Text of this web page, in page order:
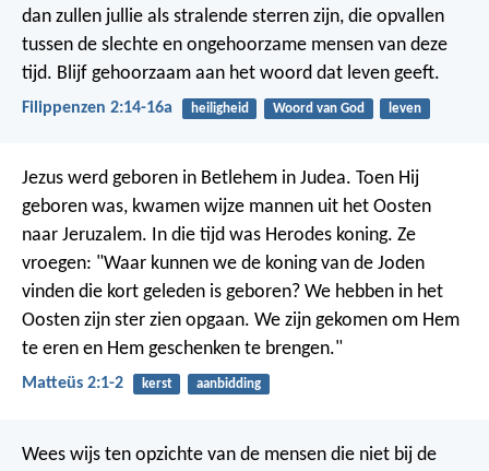
dan zullen jullie als stralende sterren zijn, die opvallen
tussen de slechte en ongehoorzame mensen van deze
tijd. Blijf gehoorzaam aan het woord dat leven geeft.
Filippenzen 2:14-16a heiligheid Woord van God leven
Jezus werd geboren in Betlehem in Judea. Toen Hij
geboren was, kwamen wijze mannen uit het Oosten
naar Jeruzalem. In die tijd was Herodes koning. Ze
vroegen: "Waar kunnen we de koning van de Joden
vinden die kort geleden is geboren? We hebben in het
Oosten zijn ster zien opgaan. We zijn gekomen om Hem
te eren en Hem geschenken te brengen."
Matteüs 2:1-2 kerst aanbidding
Wees wijs ten opzichte van de mensen die niet bij de